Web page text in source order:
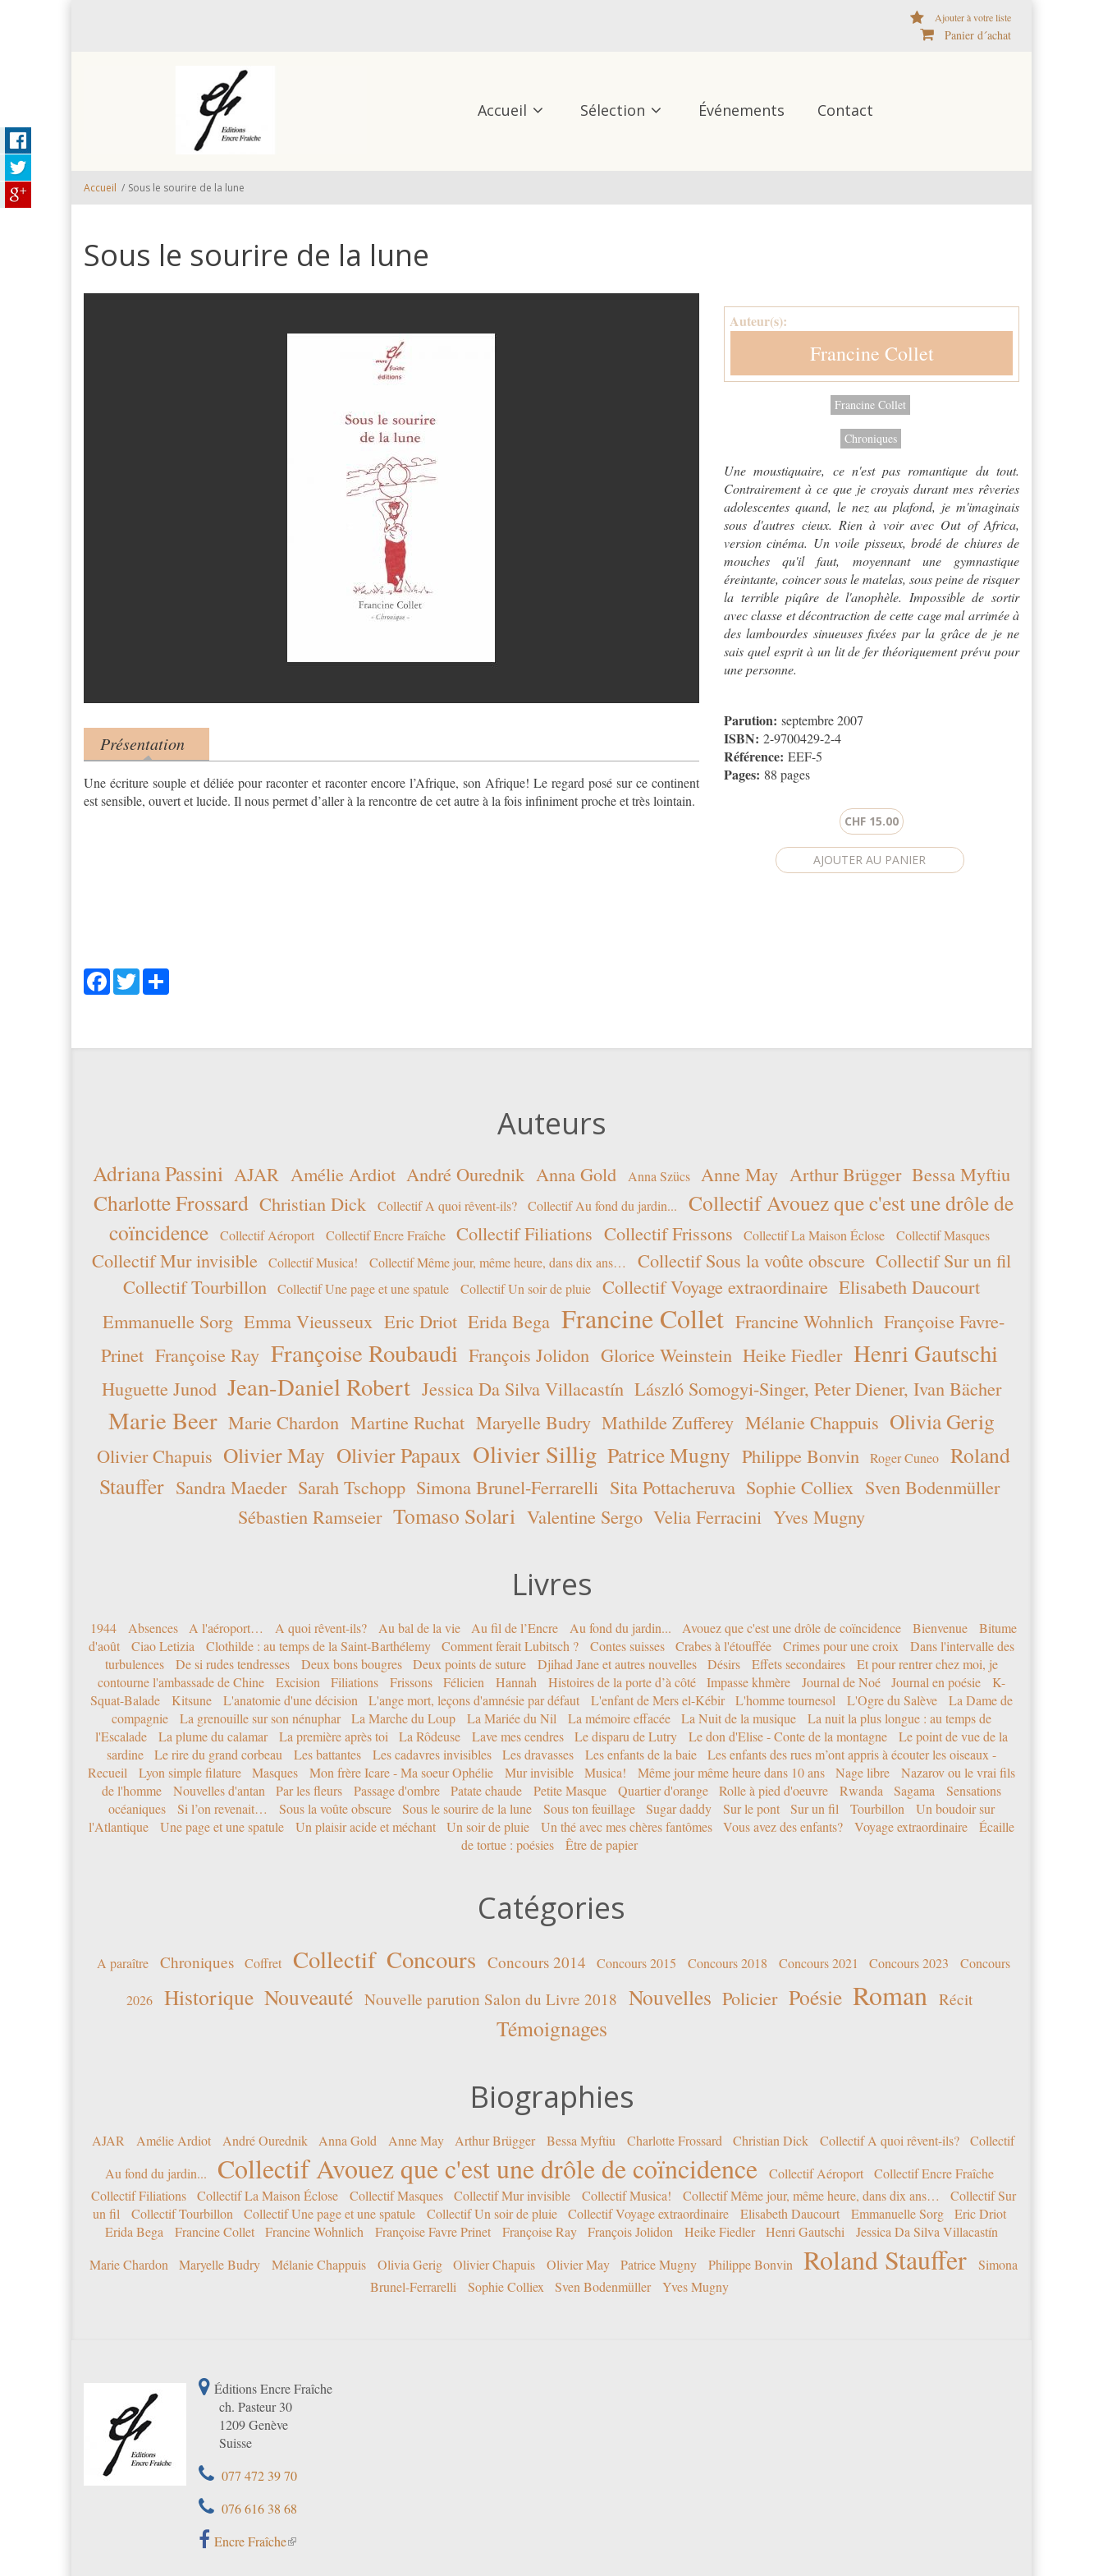
Ajouter à votre liste
Panier d´achat
Accueil Sélection Événements Contact
Accueil / Sous le sourire de la lune
Sous le sourire de la lune
Auteur(s):
Francine Collet
Francine Collet
Chroniques
Une moustiquaire, ce n'est pas romantique du tout.
Contrairement à ce que je croyais durant mes rêveries
adolescentes quand, le nez au plafond, je m'imaginais
sous d'autres cieux. Rien à voir avec Out of Africa,
version cinéma. Un voile pisseux, brodé de chiures de
mouches qu'il faut, moyennant une gymnastique
éreintante, coincer sous le matelas, sous peine de risquer
la terrible piqûre de l'anophèle. Impossible de sortir
avec classe et décontraction de cette cage mal arrimée à
des lambourdes sinueuses fixées par la grâce de je ne
sais quel esprit à un lit de fer théoriquement prévu pour
une personne.
Parution: septembre 2007
ISBN: 2-9700429-2-4
Référence: EEF-5
Pages: 88 pages
CHF 15.00
Product tabs
Présentation
(onglet actif)
Une écriture souple et déliée pour raconter et raconter encore l’Afrique, son Afrique! Le regard posé sur ce continent
est sensible, ouvert et lucide. Il nous permet d’aller à la rencontre de cet autre à la fois infiniment proche et très lointain.
Facebook
Twitter
Auteurs
Adriana Passini AJAR Amélie Ardiot André Ourednik Anna Gold Anna Szücs Anne May Arthur Brügger Bessa Myftiu
Charlotte Frossard Christian Dick Collectif A quoi rêvent-ils? Collectif Au fond du jardin...
Collectif Avouez que c'est une drôle de
coïncidence
Collectif Aéroport Collectif Encre Fraîche Collectif Filiations Collectif Frissons Collectif La Maison Éclose Collectif Masques
Collectif Mur invisible Collectif Musica! Collectif Même jour, même heure, dans dix ans… Collectif Sous la voûte obscure Collectif Sur un fil
Collectif Tourbillon
Collectif Une page et une spatule Collectif Un soir de pluie Collectif Voyage extraordinaire Elisabeth Daucourt
Emmanuelle Sorg Emma Vieusseux Eric Driot Erida Bega Francine Collet Francine Wohnlich Françoise Favre-
Prinet Françoise Ray Françoise Roubaudi François Jolidon Glorice Weinstein Heike Fiedler Henri Gautschi
Huguette Junod Jean-Daniel Robert Jessica Da Silva Villacastín László Somogyi-Singer, Peter Diener, Ivan Bächer
Marie Beer Marie Chardon Martine Ruchat Maryelle Budry Mathilde Zufferey Mélanie Chappuis Olivia Gerig
Olivier Chapuis Olivier May Olivier Papaux Olivier Sillig Patrice Mugny Philippe Bonvin Roger Cuneo
Roland
Stauffer Sandra Maeder Sarah Tschopp Simona Brunel-Ferrarelli Sita Pottacheruva Sophie Colliex Sven Bodenmüller
Sébastien Ramseier Tomaso Solari Valentine Sergo Velia Ferracini Yves Mugny
Livres
1944 Absences A l'aéroport… A quoi rêvent-ils? Au bal de la vie Au fil de l’Encre Au fond du jardin... Avouez que c'est une drôle de coïncidence Bienvenue
Bitume
d'août
Ciao Letizia Clothilde : au temps de la Saint-Barthélemy Comment ferait Lubitsch ? Contes suisses Crabes à l'étouffée Crimes pour une croix
Dans l'intervalle des
turbulences
De si rudes tendresses Deux bons bougres Deux points de suture Djihad Jane et autres nouvelles Désirs Effets secondaires
Et pour rentrer chez moi, je
contourne l'ambassade de Chine
Excision Filiations Frissons Félicien Hannah Histoires de la porte d’à côté Impasse khmère Journal de Noé Journal en poésie
K-
Squat-Balade
Kitsune L'anatomie d'une décision L'ange mort, leçons d'amnésie par défaut L'enfant de Mers el-Kébir L'homme tournesol L'Ogre du Salève
La Dame de
compagnie
La grenouille sur son nénuphar La Marche du Loup La Mariée du Nil La mémoire effacée La Nuit de la musique
La nuit la plus longue : au temps de
l'Escalade
La plume du calamar La première après toi La Rôdeuse Lave mes cendres Le disparu de Lutry Le don d'Elise - Conte de la montagne
Le point de vue de la
sardine
Le rire du grand corbeau Les battantes Les cadavres invisibles Les dravasses Les enfants de la baie
Les enfants des rues m’ont appris à écouter les oiseaux -
Recueil
Lyon simple filature Masques Mon frère Icare - Ma soeur Ophélie Mur invisible Musica! Même jour même heure dans 10 ans Nage libre
Nazarov ou le vrai fils
de l'homme
Nouvelles d'antan Par les fleurs Passage d'ombre Patate chaude Petite Masque Quartier d'orange Rolle à pied d'oeuvre Rwanda Sagama
Sensations
océaniques
Si l’on revenait… Sous la voûte obscure Sous le sourire de la lune Sous ton feuillage Sugar daddy Sur le pont Sur un fil Tourbillon
Un boudoir sur
l'Atlantique
Une page et une spatule Un plaisir acide et méchant Un soir de pluie Un thé avec mes chères fantômes Vous avez des enfants? Voyage extraordinaire
Écaille
de tortue : poésies
Être de papier
Catégories
A paraître Chroniques Coffret Collectif Concours Concours 2014 Concours 2015 Concours 2018 Concours 2021 Concours 2023 Concours
2026 Historique Nouveauté Nouvelle parution Salon du Livre 2018 Nouvelles Policier Poésie Roman Récit
Témoignages
Biographies
AJAR Amélie Ardiot André Ourednik Anna Gold Anne May Arthur Brügger Bessa Myftiu Charlotte Frossard Christian Dick Collectif A quoi rêvent-ils?
Collectif
Au fond du jardin...
Collectif Avouez que c'est une drôle de coïncidence Collectif Aéroport
Collectif Encre Fraîche
Collectif Filiations
Collectif La Maison Éclose Collectif Masques Collectif Mur invisible Collectif Musica! Collectif Même jour, même heure, dans dix ans…
Collectif Sur
un fil
Collectif Tourbillon Collectif Une page et une spatule Collectif Un soir de pluie Collectif Voyage extraordinaire Elisabeth Daucourt Emmanuelle Sorg
Eric Driot
Erida Bega
Francine Collet Francine Wohnlich Françoise Favre Prinet Françoise Ray François Jolidon Heike Fiedler Henri Gautschi
Jessica Da Silva Villacastín
Marie Chardon
Maryelle Budry Mélanie Chappuis Olivia Gerig Olivier Chapuis Olivier May Patrice Mugny Philippe Bonvin Roland Stauffer
Simona
Brunel-Ferrarelli
Sophie Colliex Sven Bodenmüller Yves Mugny
Éditions Encre Fraîche
ch. Pasteur 30
1209 Genève
Suisse
077 472 39 70
076 616 38 68
Encre Fraîche